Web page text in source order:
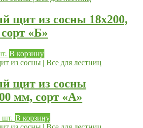
щит из сосны 18х200,
«Б»
В корзину
щит из сосны
мм, сорт «А»
шт. В корзину